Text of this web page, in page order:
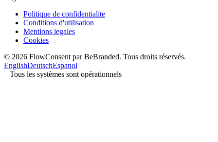
Politique de confidentialite
Conditions d'utilisation
Mentions legales
Cookies
© 2026 FlowConsent par BeBranded. Tous droits réservés.
EnglishDeutschEspanol
Tous les systèmes sont opérationnels